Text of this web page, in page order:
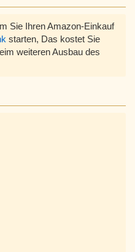
Sie Ihren Amazon-Einkauf
starten, Das kostet Sie
weiteren Ausbau des